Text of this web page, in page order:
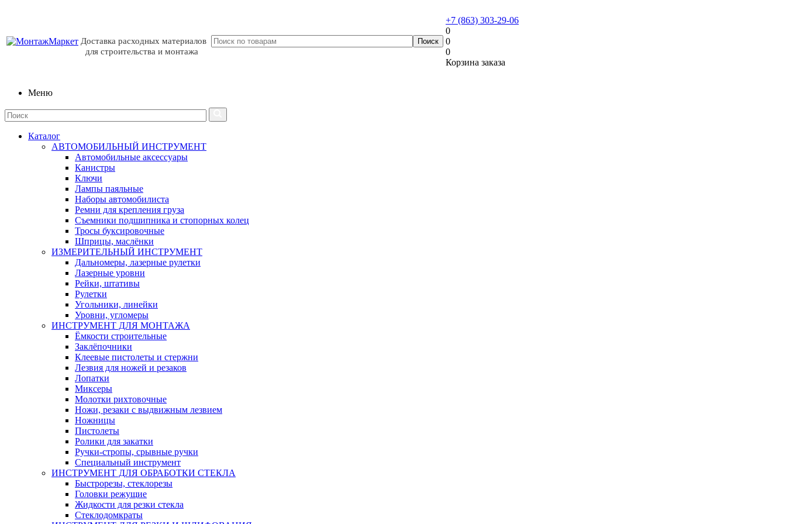
Доставка расходных материалов
для строительства и монтажа
+7 (863) 303-29-06
0
0
0
Корзина заказа
Меню
Каталог
АВТОМОБИЛЬНЫЙ ИНСТРУМЕНТ
Автомобильные аксессуары
Канистры
Ключи
Лампы паяльные
Наборы автомобилиста
Ремни для крепления груза
Съемники подшипника и стопорных колец
Тросы буксировочные
Шприцы, маслёнки
ИЗМЕРИТЕЛЬНЫЙ ИНСТРУМЕНТ
Дальномеры, лазерные рулетки
Лазерные уровни
Рейки, штативы
Рулетки
Угольники, линейки
Уровни, угломеры
ИНСТРУМЕНТ ДЛЯ МОНТАЖА
Ёмкости строительные
Заклёпочники
Клеевые пистолеты и стержни
Лезвия для ножей и резаков
Лопатки
Миксеры
Молотки рихтовочные
Ножи, резаки с выдвижным лезвием
Ножницы
Пистолеты
Ролики для закатки
Ручки-стропы, срывные ручки
Специальный инструмент
ИНСТРУМЕНТ ДЛЯ ОБРАБОТКИ СТЕКЛА
Быстрорезы, стеклорезы
Головки режущие
Жидкости для резки стекла
Стеклодомкраты